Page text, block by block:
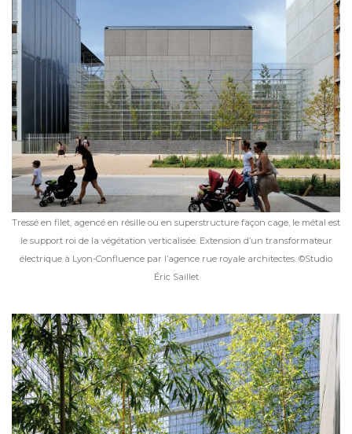
Tressé en filet, agencé en résille ou en superstructure façon cage, le métal est
le support roi de la végétation verticalisée. Extension d’un transformateur
électrique à Lyon-Confluence par l’agence rue royale architectes. ©Studio
Éric Saillet